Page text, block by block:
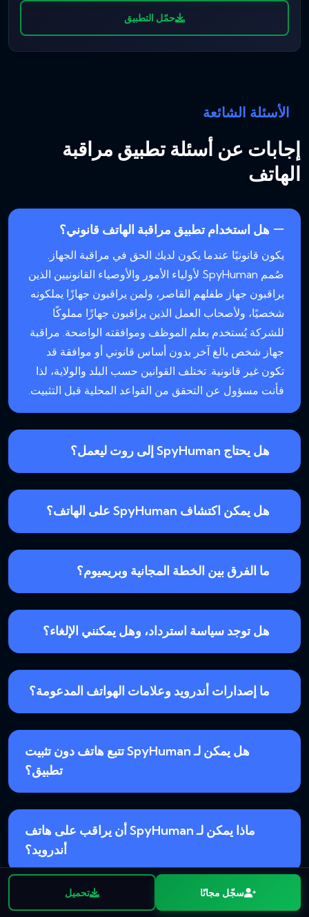
حمّل التطبيق
الأسئلة الشائعة
إجابات عن أسئلة تطبيق مراقبة
الهاتف
هل استخدام تطبيق مراقبة الهاتف قانوني؟
يكون قانونيًا عندما يكون لديك الحق في مراقبة الجهاز.
صُمم SpyHuman لأولياء الأمور والأوصياء القانونيين الذين
يراقبون جهاز طفلهم القاصر، ولمن يراقبون جهازًا يملكونه
شخصيًا، ولأصحاب العمل الذين يراقبون جهازًا مملوكًا
للشركة يُستخدم بعلم الموظف وموافقته الواضحة. مراقبة
جهاز شخص بالغ آخر بدون أساس قانوني أو موافقة قد
تكون غير قانونية. تختلف القوانين حسب البلد والولاية، لذا
فأنت مسؤول عن التحقق من القواعد المحلية قبل التثبيت.
هل يحتاج SpyHuman إلى روت ليعمل؟
هل يمكن اكتشاف SpyHuman على الهاتف؟
ما الفرق بين الخطة المجانية وبريميوم؟
هل توجد سياسة استرداد، وهل يمكنني الإلغاء؟
ما إصدارات أندرويد وعلامات الهواتف المدعومة؟
هل يمكن لـ SpyHuman تتبع هاتف دون تثبيت
تطبيق؟
ماذا يمكن لـ SpyHuman أن يراقب على هاتف
أندرويد؟
سجّل مجانًا بلا بطاقة
سجّل مجانًا تحميل سجّل مجانًا تحميل